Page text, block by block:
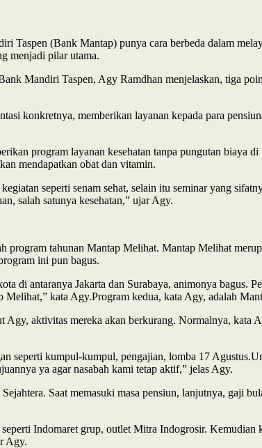
Taspen (Bank Mantap) punya cara berbeda dalam
menjadi pilar utama.
Mandiri Taspen, Agy Ramdhan menjelaskan, tiga
konkretnya, memberikan layanan kepada para
program layanan kesehatan tanpa pungutan biaya
mendapatkan obat dan vitamin.
seperti senam sehat, selain itu seminar yang
salah satunya kesehatan,” ujar Agy.
program tahunan Mantap Melihat. Mantap Melihat
ini pun bagus.
di antaranya Jakarta dan Surabaya, animonya bagus.
kata Agy.Program kedua, kata Agy, adalah
Agy, aktivitas mereka akan berkurang. Normalnya,
seperti kumpul-kumpul, pengajian, lomba 17
ya agar nasabah kami tetap aktif,” jelas Agy.
Saat memasuki masa pensiun, lanjutnya, gaji
Indomaret grup, outlet Mitra Indogrosir.
Agy.